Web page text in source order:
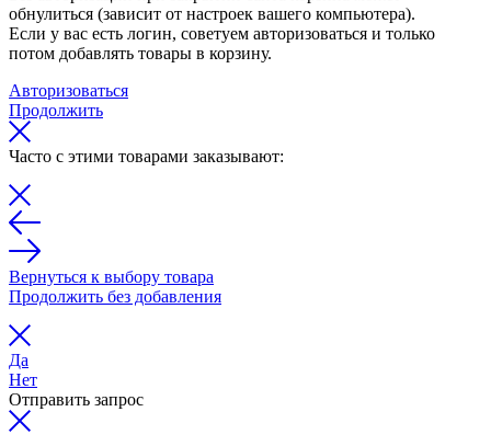
обнулиться (зависит от настроек вашего компьютера).
Если у вас есть логин, советуем авторизоваться и только
потом добавлять товары в корзину.
Авторизоваться
Продолжить
Часто с этими товарами заказывают:
Вернуться к выбору товара
Продолжить без добавления
Да
Нет
Отправить запрос